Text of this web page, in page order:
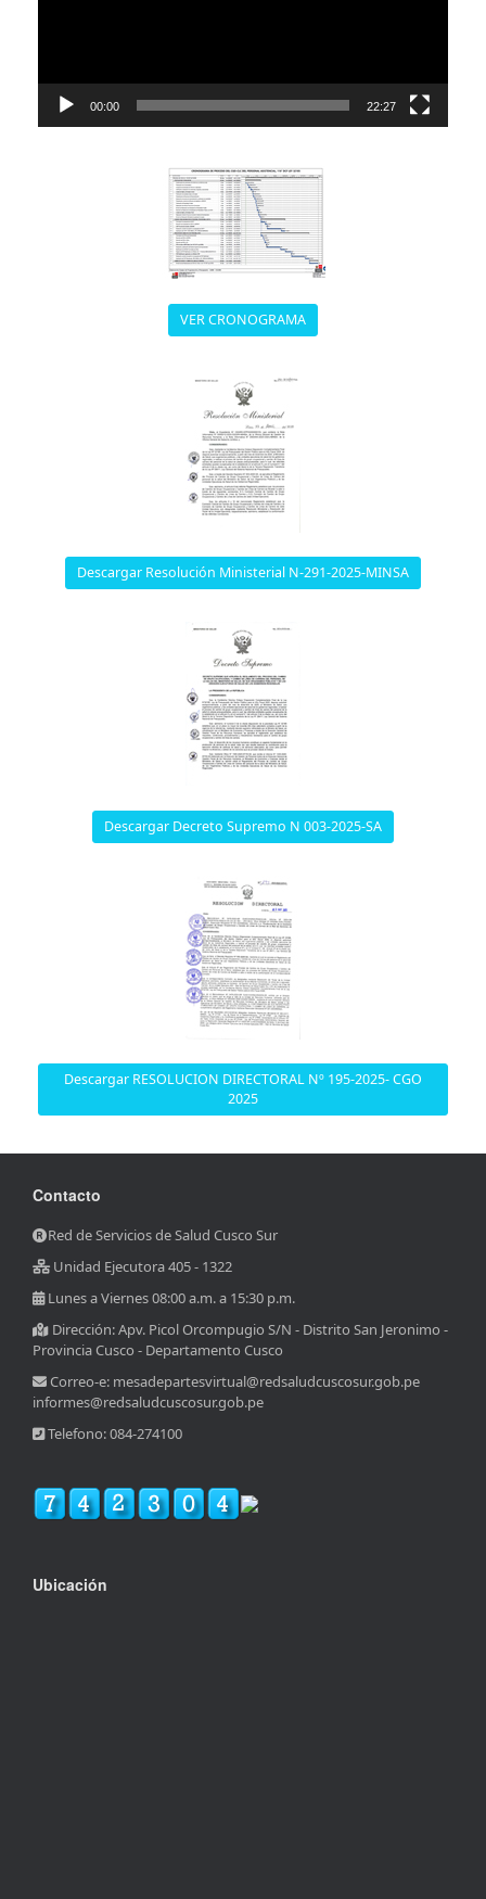
00:00 22:27
VER CRONOGRAMA
Descargar Resolución Ministerial N-291-2025-MINSA
Descargar Decreto Supremo N 003-2025-SA
Descargar RESOLUCION DIRECTORAL Nº 195-2025- CGO
2025
Contacto
Red de Servicios de Salud Cusco Sur
Unidad Ejecutora 405 - 1322
Lunes a Viernes 08:00 a.m. a 15:30 p.m.
Dirección: Apv. Picol Orcompugio S/N - Distrito San Jeronimo -
Provincia Cusco - Departamento Cusco
Correo-e: mesadepartesvirtual@redsaludcuscosur.gob.pe
informes@redsaludcuscosur.gob.pe
Telefono: 084-274100
Ubicación